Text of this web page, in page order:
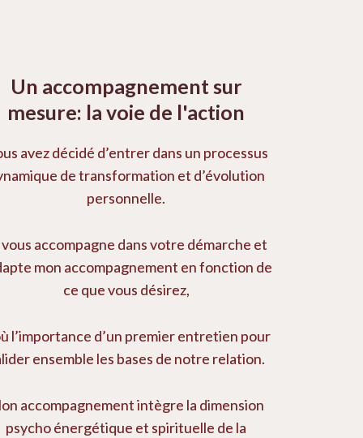
Un accompagnement sur
mesure: la voie de l'action
avez décidé d’entrer dans un processus
de transformation et d’évolution
personnelle.
vous accompagne dans votre démarche et
mon accompagnement en fonction de
ce que vous désirez,
l’importance d’un premier entretien pour
ensemble les bases de notre relation.
accompagnement intègre la dimension
psycho énergétique et spirituelle de la